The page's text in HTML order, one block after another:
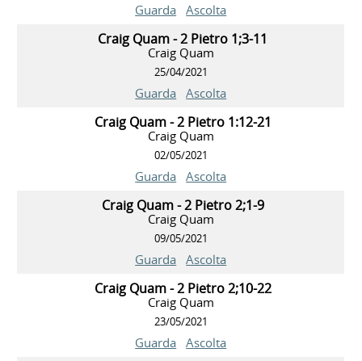
Guarda Ascolta
Craig Quam - 2 Pietro 1;3-11
Craig Quam
25/04/2021
Guarda Ascolta
Craig Quam - 2 Pietro 1:12-21
Craig Quam
02/05/2021
Guarda Ascolta
Craig Quam - 2 Pietro 2;1-9
Craig Quam
09/05/2021
Guarda Ascolta
Craig Quam - 2 Pietro 2;10-22
Craig Quam
23/05/2021
Guarda Ascolta